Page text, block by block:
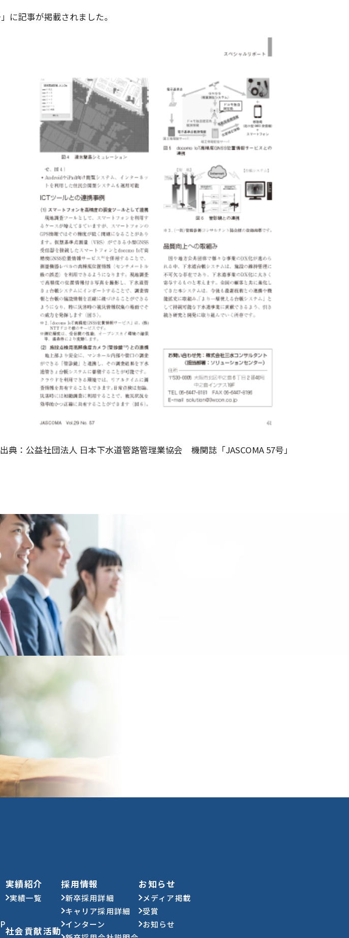
に記事が掲載されました。
出典：公益社団法人 日本下水道管路管理業協会 機関誌「JASCOMA 57号」
実績紹介
実績一覧
社会貢献活動
採用情報
新卒採用詳細
キャリア採用詳細
インターン
お知らせ
メディア掲載
受賞
お知らせ